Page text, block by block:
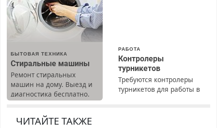
БЫТОВАЯ ТЕХНИКА
Стиральные машины
Ремонт стиральных
машин на дому. Выезд и
диагностика бесплатно.
Предусмотрены скидки.
РАБОТА
Контролеры
турникетов
Требуются контролеры
турникетов для работы в
ЧИТАЙТЕ ТАКЖЕ